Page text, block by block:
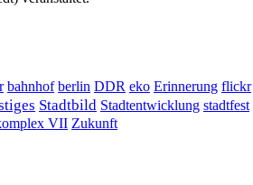
bahnhof berlin DDR eko Erinnerung flickr
Stadtbild Stadtentwicklung stadtfest
VII Zukunft